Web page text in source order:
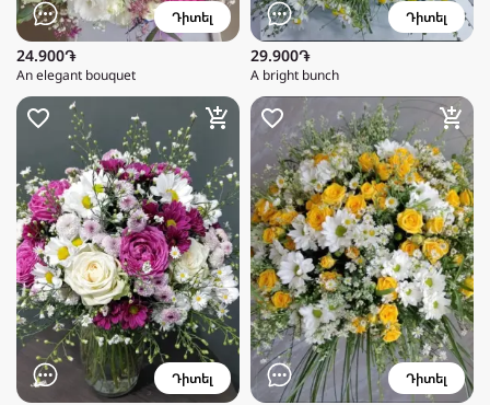
Դիտել
24.900֏
An elegant bouquet
Դիտել
29.900֏
A bright bunch
Դիտել Դիտել